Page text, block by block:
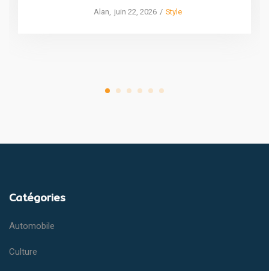
Alan
Posted
juin 22, 2026
Posted
Style
Catégories
Automobile
Culture